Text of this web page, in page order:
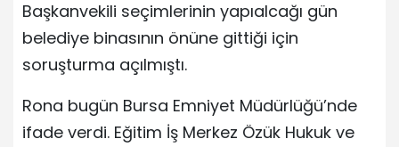
Başkanvekili seçimlerinin yapıalcağı gün
belediye binasının önüne gittiği için
soruşturma açılmıştı.
Rona bugün Bursa Emniyet Müdürlüğü’nde
ifade verdi. Eğitim İş Merkez Özük Hukuk ve